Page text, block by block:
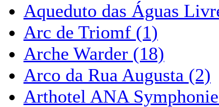
Aqueduto das Águas
Arc de Triomf (1)
Arche Warder (18)
Arco da Rua Augusta (2)
Arthotel ANA